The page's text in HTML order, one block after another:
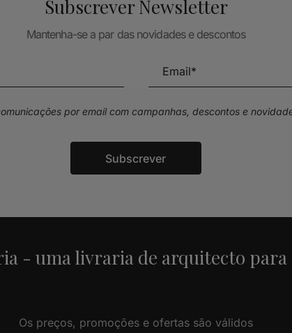
Subscrever Newsletter
Mantenha-se a par das novidades e descontos
por email com campanhas, descontos e
Subscrever
- uma livraria de arquitecto
Os preços, promoções e ofertas são válidos